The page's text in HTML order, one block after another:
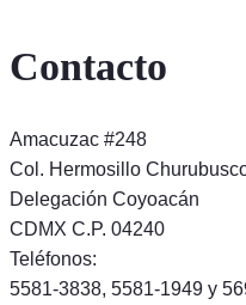
Contacto
Amacuzac #248
Col. Hermosillo
Delegación Coyoacán
CDMX C.P. 04240
Teléfonos:
5581-3838, 5581-1949 y